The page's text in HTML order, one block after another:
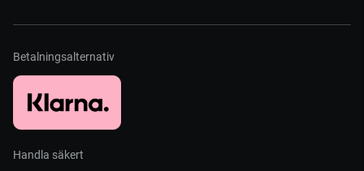
Betalningsalternativ
Handla säkert